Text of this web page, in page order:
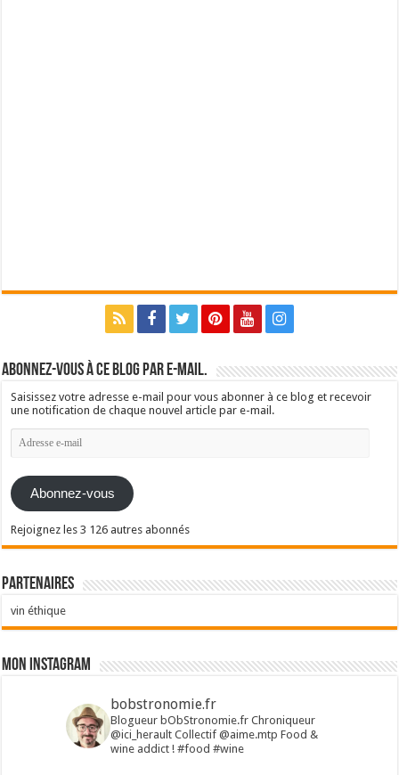
Abonnez-vous à ce blog par e-mail.
Saisissez votre adresse e-mail pour vous abonner à ce blog et recevoir
une notification de chaque nouvel article par e-mail.
Adresse
e-
Abonnez-vous
Rejoignez les 3 126 autres abonnés
Partenaires
vin éthique
Mon Instagram
bobstronomie.fr
Blogueur bObStronomie.fr Chroniqueur
@ici_heraultCollectif @aime.mtp Food &
wine addict !#food #wine